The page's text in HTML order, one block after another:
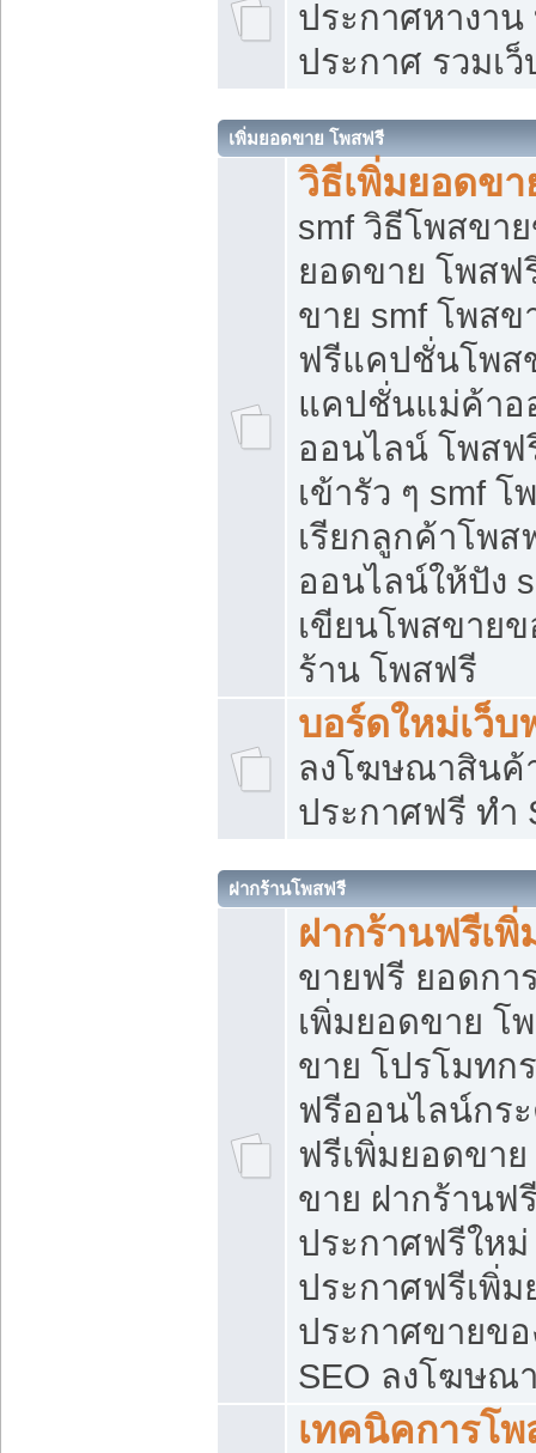
ประกาศหางาน
ประกาศ รวมเ
เพิ่มยอดขาย โพสฟรี
วิธีเพิ่มยอดข
smf วิธีโพสขา
ยอดขาย โพสฟ
ขาย smf โพส
ฟรีแคปชั่นโพส
แคปชั่นแม่ค้า
ออนไลน์ โพสฟ
เข้ารัว ๆ smf
เรียกลูกค้าโพส
ออนไลน์ให้ปัง
เขียนโพสขาย
ร้าน โพสฟรี
บอร์ดใหม่เว็บ
ลงโฆษณาสิน
ประกาศฟรี ทำ
ฝากร้านโพสฟรี
ฝากร้านฟรีเ
ขายฟรี ยอดกา
เพิ่มยอดขาย โ
ขาย โปรโมทก
ฟรีออนไลน์กร
ฟรีเพิ่มยอดขา
ขาย ฝากร้านฟ
ประกาศฟรีใหม่
ประกาศฟรีเพิ่
ประกาศขายข
SEO ลงโฆษณ
เทคนิคการโ